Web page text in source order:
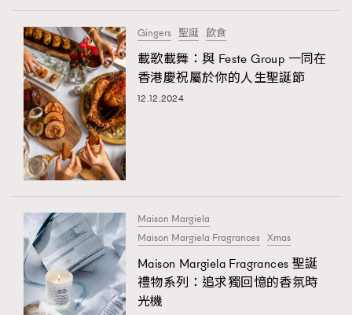
Gingers 聖誕 飲食
載歌載舞：與 Feste Group 一同在
香港慶祝屬於你的人生聖誕節
12.12.2024
Maison Margiela
Maison Margiela Fragrances Xmas
Maison Margiela Fragrances 聖誕
禮物系列：追求獨回憶的香氛時
光機